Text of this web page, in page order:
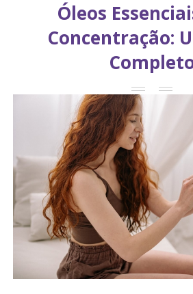
Óleos
Concentração: